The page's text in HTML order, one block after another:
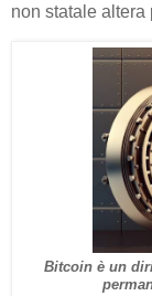
non statale
Bitcoin è un